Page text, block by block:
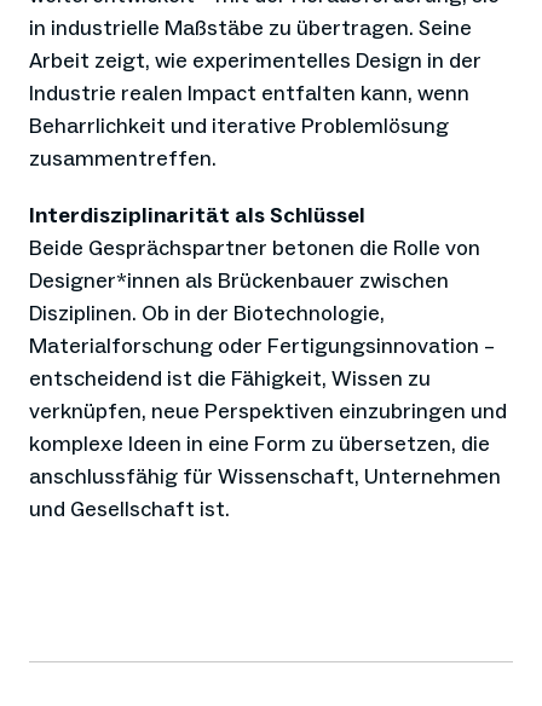
in industrielle Maßstäbe zu übertragen. Seine
Arbeit zeigt, wie experimentelles Design in der
Industrie realen Impact entfalten kann, wenn
Beharrlichkeit und iterative Problemlösung
zusammentreffen.
Interdisziplinarität als Schlüssel
Beide Gesprächspartner betonen die Rolle von
Designer*innen als Brückenbauer zwischen
Disziplinen. Ob in der Biotechnologie,
Materialforschung oder Fertigungsinnovation –
entscheidend ist die Fähigkeit, Wissen zu
verknüpfen, neue Perspektiven einzubringen und
komplexe Ideen in eine Form zu übersetzen, die
anschlussfähig für Wissenschaft, Unternehmen
und Gesellschaft ist.